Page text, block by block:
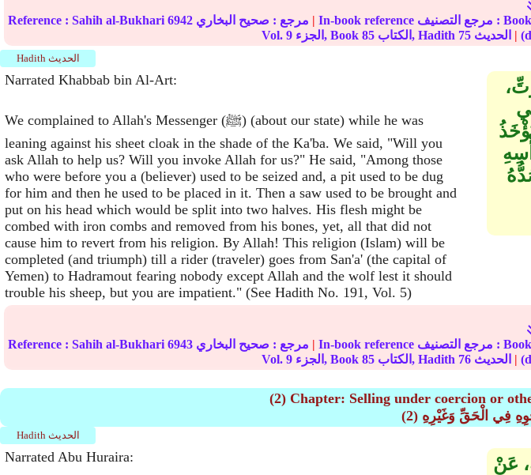
Reference : Sahih al-Bukhari 6942 مرجع : صحيح البخاري | In-book reference مرجع التصنيف : Book
Vol. 9 الجزء, Book 85 الكتاب, Hadith 75 |
Hadith الحديث
Narrated Khabbab bin Al-Art:
We complained to Allah's Messenger (ﷺ) (about our state) while he was
leaning against his sheet cloak in the shade of the Ka'ba. We said, "Will you
ask Allah to help us? Will you invoke Allah for us?" He said, "Among those
who were before you a (believer) used to be seized and, a pit used to be dug
for him and then he used to be placed in it. Then a saw used to be brought and
put on his head which would be split into two halves. His flesh might be
combed with iron combs and removed from his bones, yet, all that did not
cause him to revert from his religion. By Allah! This religion (Islam) will be
completed (and triumph) till a rider (traveler) goes from San'a' (the capital of
Yemen) to Hadramout fearing nobody except Allah and the wolf lest it should
trouble his sheep, but you are impatient." (See Hadith No. 191, Vol. 5)
Reference : Sahih al-Bukhari 6943 مرجع : صحيح البخاري | In-book reference مرجع التصنيف : Book
Vol. 9 الجزء, Book 85 الكتاب, Hadith 76 |
(2) Chapter: Selling under coercion or
فِي الْحَقِّ وَغَيْرِهِ
Hadith الحديث
Narrated Abu Huraira:
عَنْ